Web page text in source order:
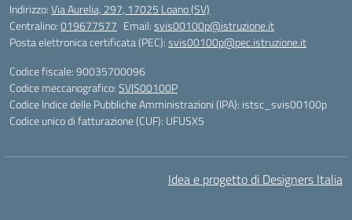
Indirizzo:Via Aurelia, 297, 17025 Loano (SV)
Centralino:019677577 Email:svis00100p@istruzione.it
Posta elettronica certificata (PEC):svis00100p@pec.istruzione.it
Codice fiscale: 90035700096
Codice meccanografico:SVIS00100P
Codice Indice delle Pubbliche Amministrazioni (IPA): istsc_svis00100p
Codice unico di fatturazione (CUF): UFUSX5
Idea e progetto di Designers Italia